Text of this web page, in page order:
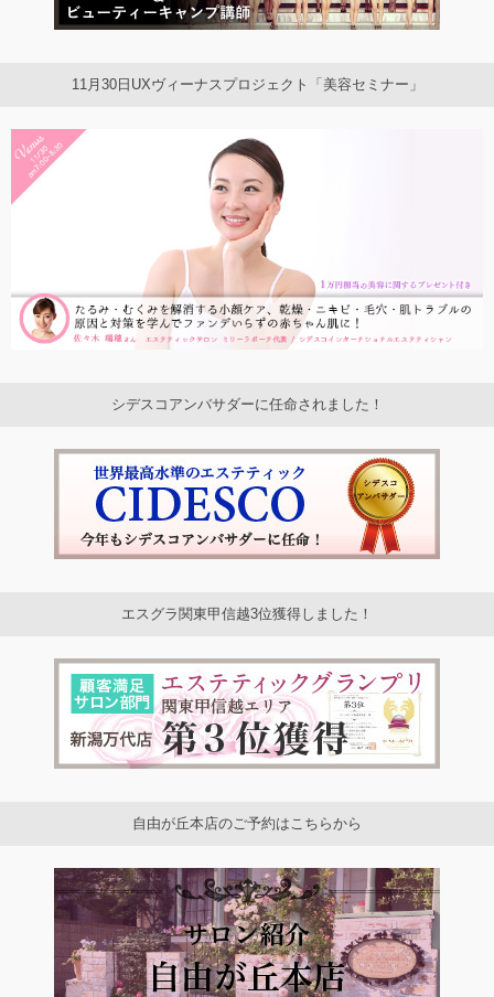
11月30日UXヴィーナスプロジェクト「美容セミナー」
シデスコアンバサダーに任命されました！
エスグラ関東甲信越3位獲得しました！
自由が丘本店のご予約はこちらから